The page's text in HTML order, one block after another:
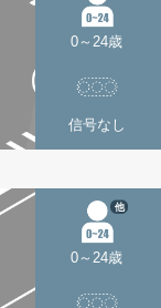
0～24歳
信号なし
0～24歳
他